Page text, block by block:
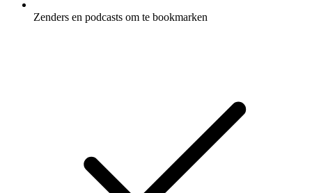
Zenders en podcasts om te bookmarken